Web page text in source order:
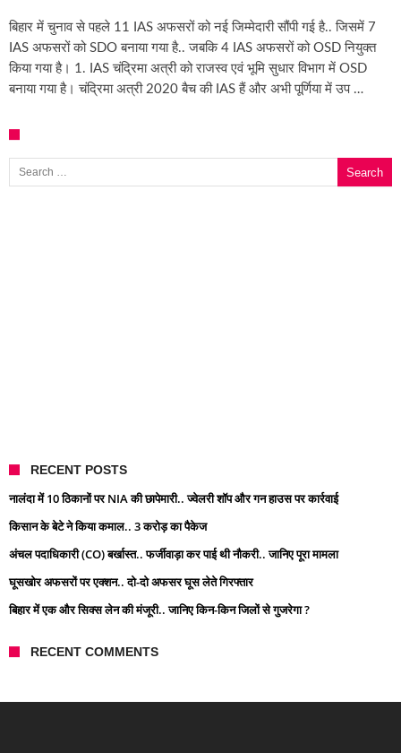
साइबर ठगी गिरोह का भंडोफोड़.. 5 बदमाश गिरफ्तार..
बिहार सरकार का बड़ा फैसला, ऑटो-बस में अश्लील गाने
नालंदा में विजिलेंस की बड़ी कार्रवाई, घूसखोर अफसर
बिहार में चुनाव से पहले 11 IAS अफसरों को नई जिम्मेदारी सौंपी गई है.. जिसमें 7
IAS अफसरों को SDO बनाया गया है.. जबकि 4 IAS अफसरों को OSD नियुक्त
किया गया है। 1. IAS चंद्रिमा अत्री को राजस्व एवं भूमि सुधार विभाग में OSD
बनाया गया है। चंद्रिमा अत्री 2020 बैच की IAS हैं और अभी पूर्णिया में उप …
Search for:
RECENT POSTS
नालंदा में 10 ठिकानों पर NIA की छापेमारी.. ज्वेलरी शॉप और गन हाउस पर कार्रवाई
किसान के बेटे ने किया कमाल.. 3 करोड़ का पैकेज
अंचल पदाधिकारी (CO) बर्खास्त.. फर्जीवाड़ा कर पाई थी नौकरी.. जानिए पूरा मामला
घूसखोर अफसरों पर एक्शन.. दो-दो अफसर घूस लेते गिरफ्तार
बिहार में एक और सिक्स लेन की मंजूरी.. जानिए किन-किन जिलों से गुजरेगा ?
RECENT COMMENTS